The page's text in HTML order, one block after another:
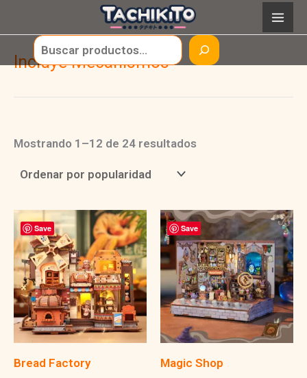
al
contenidoBuscar
Incluye Mecanismos
Mostrando 1–12 de 24 resultados
Save
Bread Factory
Save
Magic Shop